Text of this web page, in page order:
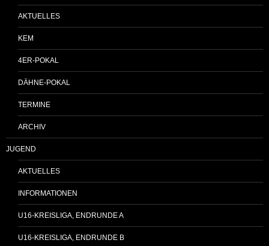
AKTUELLES
KEM
4ER-POKAL
DÄHNE-POKAL
TERMINE
ARCHIV
JUGEND
AKTUELLES
INFORMATIONEN
U16-KREISLIGA, ENDRUNDE A
U16-KREISLIGA, ENDRUNDE B